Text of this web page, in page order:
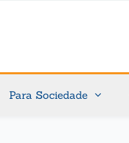
Para Sociedade